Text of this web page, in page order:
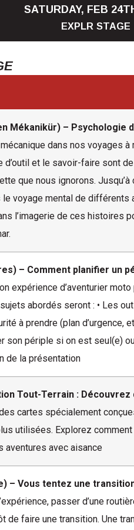
SATURDAY, FEB
EXPLR STAGE
Mékanikür) – Psychologie
dans nos
d’outil et le savoir-faire sont
que nous ignorons.
voyage mental de
l’imagerie de ces histoires
– Comment planifier un
expérience d’aventurier
abordés seront : • Les
à prendre (plan d’urgence,
son périple si on est seul(e)
de la présentation
Tout-Terrain : Découvrez
cartes spécialement
utilisées. Explorez
aventures avec aisance
– Vous tentez une
passer d’une
de faire une transition. Une